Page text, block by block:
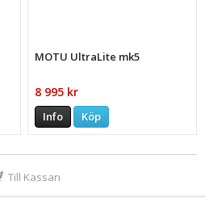
MOTU UltraLite mk5
8 995 kr
Info Köp
Till Kassan